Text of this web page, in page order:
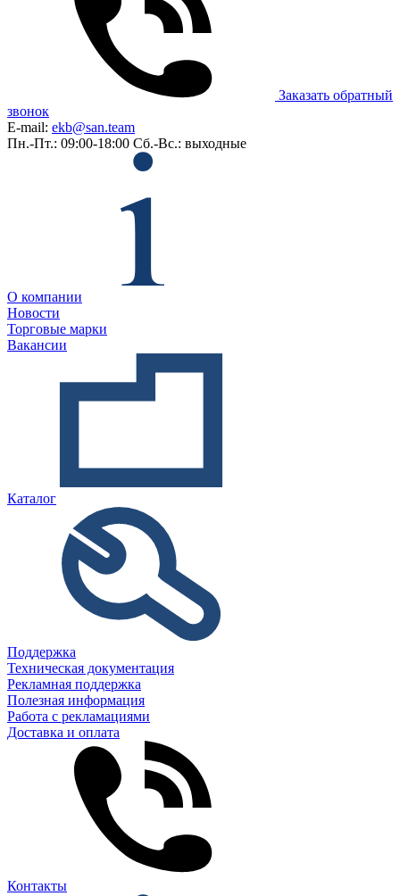
Заказать обратный
звонок
E-mail: ekb@san.team
Пн.-Пт.: 09:00-18:00 Сб.-Вс.: выходные
О компании
Новости
Торговые марки
Вакансии
Каталог
Поддержка
Техническая документация
Рекламная поддержка
Полезная информация
Работа с рекламациями
Доставка и оплата
Контакты